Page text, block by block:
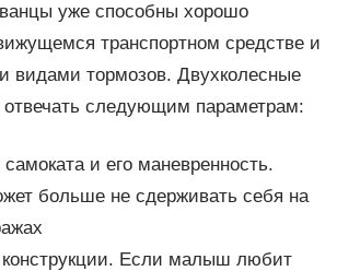
уже способны хорошо
транспортном средстве и
видами тормозов. Двухколесные
следующим параметрам:
и его маневренность.
больше не сдерживать себя на
конструкции. Если малыш любит